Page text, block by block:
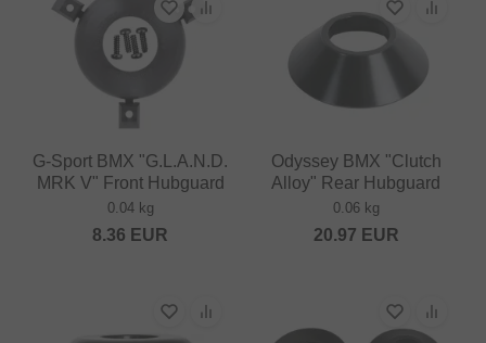
G-Sport BMX "G.L.A.N.D.
MRK V" Front Hubguard
0.04 kg
8.36 EUR
Odyssey BMX "Clutch
Alloy" Rear Hubguard
0.06 kg
20.97 EUR